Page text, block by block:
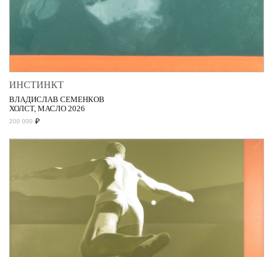
ИНСТИНКТ
ВЛАДИСЛАВ СЕМЕНКОВ
ХОЛСТ, МАСЛО 2026
200 000 ₽